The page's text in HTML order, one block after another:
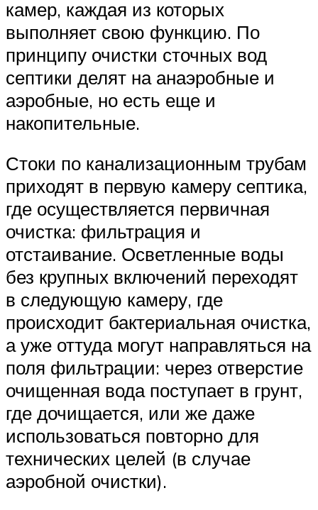
камер, каждая из которых
выполняет свою функцию. По
принципу очистки сточных вод
септики делят на анаэробные и
аэробные, но есть еще и
накопительные.
Стоки по канализационным трубам
приходят в первую камеру септика,
где осуществляется первичная
очистка: фильтрация и
отстаивание. Осветленные воды
без крупных включений переходят
в следующую камеру, где
происходит бактериальная очистка,
а уже оттуда могут направляться на
поля фильтрации: через отверстие
очищенная вода поступает в грунт,
где дочищается, или же даже
использоваться повторно для
технических целей (в случае
аэробной очистки).